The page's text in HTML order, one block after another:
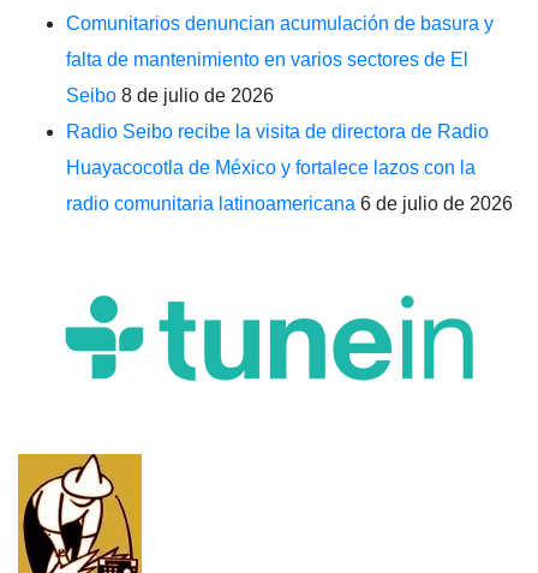
Comunitarios denuncian acumulación de basura y
falta de mantenimiento en varios sectores de El
Seibo 8 de julio de 2026
Radio Seibo recibe la visita de directora de Radio
Huayacocotla de México y fortalece lazos con la
radio comunitaria latinoamericana 6 de julio de 2026